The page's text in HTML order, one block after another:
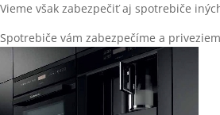
Vieme však zabezpečiť aj spotrebiče
Spotrebiče vám zabezpečíme a